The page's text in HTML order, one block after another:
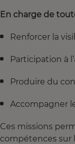
En charge de
Renforcer la
Participation à
Produire du
Accompagner
Ces missions
compétences sur